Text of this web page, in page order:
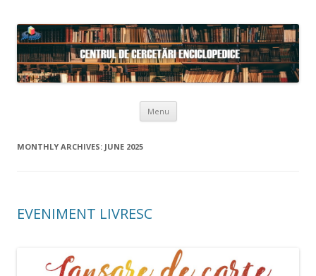
Menu Skip to content
MONTHLY ARCHIVES: JUNE 2025
EVENIMENT LIVRESC